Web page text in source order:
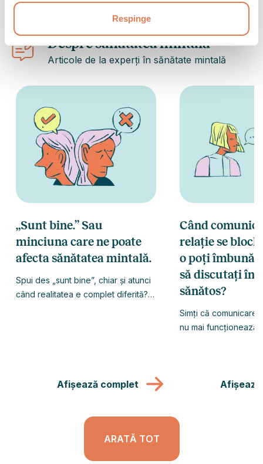
Respinge
Despre sănătatea mintală
Articole de la experți în sănătate mintală
„Sunt bine.” Sau
minciuna care ne poate
afecta sănătatea mintală.
Spui des „sunt bine”, chiar și atunci
când realitatea e complet diferită?
Afișează complet
Când
relație se
o poți
să discutați
sănătos?
Simți că
nu mai funcționează
rănit, iar apoi
ARATĂ TOT